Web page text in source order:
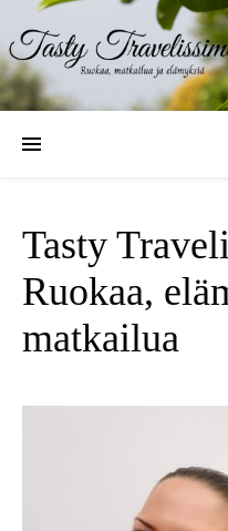
Tasty
Ruokaa,
matkailua